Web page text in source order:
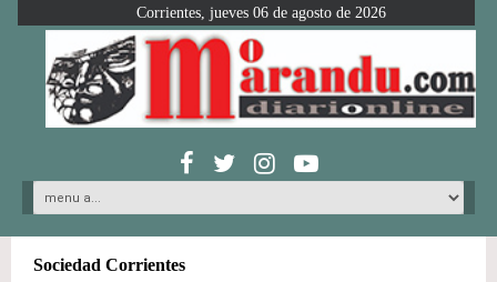
Corrientes, jueves 06 de agosto de 2026
Sociedad Corrientes